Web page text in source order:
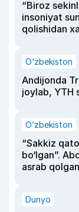
“Biroz
insoniyat
qolishidan
O‘zbekiston
Andijonda
joylab, YTH
O‘zbekiston
“Sakkiz
bo‘lgan”.
asrab
Dunyo